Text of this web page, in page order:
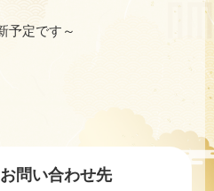
予定です～
問い合わせ先